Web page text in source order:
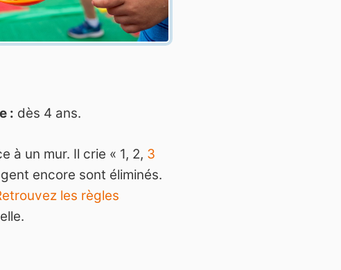
: dès 4 ans.
à un mur. Il crie « 1, 2, 3
encore sont éliminés.
les règles